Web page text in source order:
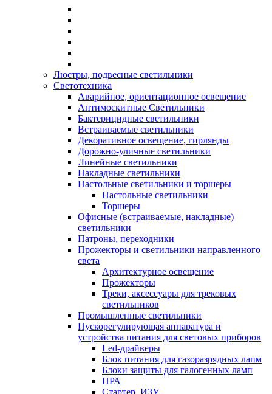
Люстры, подвесные светильники
Светотехника
Аварийное, ориентационное освещение
Антимоскитные Светильники
Бактерицидные светильники
Встраиваемые светильники
Декоративное освещение, гирлянды
Дорожно-уличные светильники
Линейные светильники
Накладные светильники
Настольные светильники и торшеры
Настольные светильники
Торшеры
Офисные (встраиваемые, накладные)
светильники
Патроны, переходники
Прожекторы и светильники направленного
света
Архитектурное освещение
Прожекторы
Треки, аксессуары для трековых
светильников
Промышленные светильники
Пускорегулирующая аппаратура и
устройства питания для световых приборов
Led-драйверы
Блок питания для газоразрядных лапм
Блоки защиты для галогенных ламп
ПРА
Стартер, ИЗУ